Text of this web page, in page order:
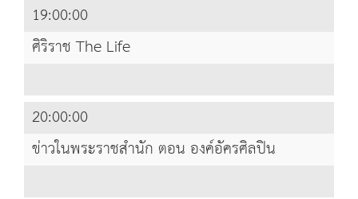
19:00:00
ศิริราช The Life
20:00:00
ข่าวในพระราชสำนัก ตอน องค์อัครศิลปิน